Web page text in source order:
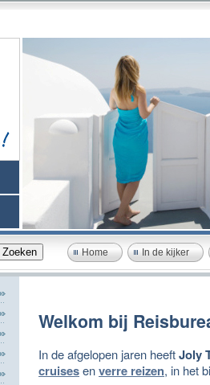
Home In de kijker
Welkom bij
In de afgelopen jaren heeftJoly
cruisesenverre reizen, in het